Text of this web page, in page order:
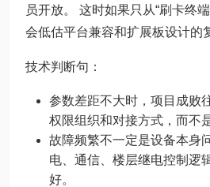
员开放。 这时如果只从“刷卡终
会低估平台兼容和扩展板设计的
技术判断句：
参数差距不大时，项目成败
权限组织和对接方式，而不
故障频繁不一定是设备本身
电、通信、楼层继电控制逻
好。